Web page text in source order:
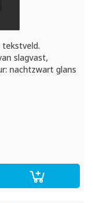
tekstveld.
slagvast,
nachtzwart glans